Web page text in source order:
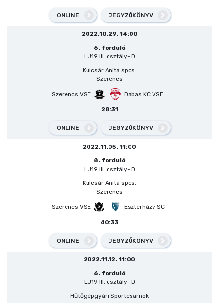
ONLINE JEGYZŐKÖNYV
2022.10.29. 14:00
6. forduló
LU19 III. osztály- D
Kulcsár Anita spcs.
Szerencs
Szerencs VSE Dabas KC VSE
28:31
ONLINE JEGYZŐKÖNYV
2022.11.05. 11:00
8. forduló
LU19 III. osztály- D
Kulcsár Anita spcs.
Szerencs
Szerencs VSE Eszterházy SC
40:33
ONLINE JEGYZŐKÖNYV
2022.11.12. 11:00
6. forduló
LU19 III. osztály- D
Hűtőgépgyári Sportcsarnok